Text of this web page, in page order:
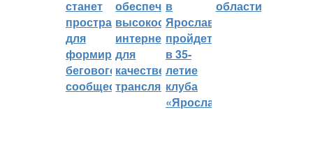
станет
пространством
для
формирования
бегового
сообщества
обеспечивают
высокоскоростным
интернетом
для
качественных
трансляций
в
Ярославле
пройдет
в 35-
летие
клуба
«Ярославич»
области